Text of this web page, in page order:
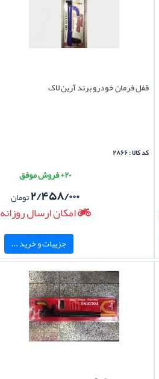
قفل فرمان خودرو برند آرین لاک
کد کالا : ۲۸۶۶
۲۰+ فروش موفق
۲/۴۵۸/۰۰۰تومان
امکان ارسال روزانه
جزییات و خرید ...